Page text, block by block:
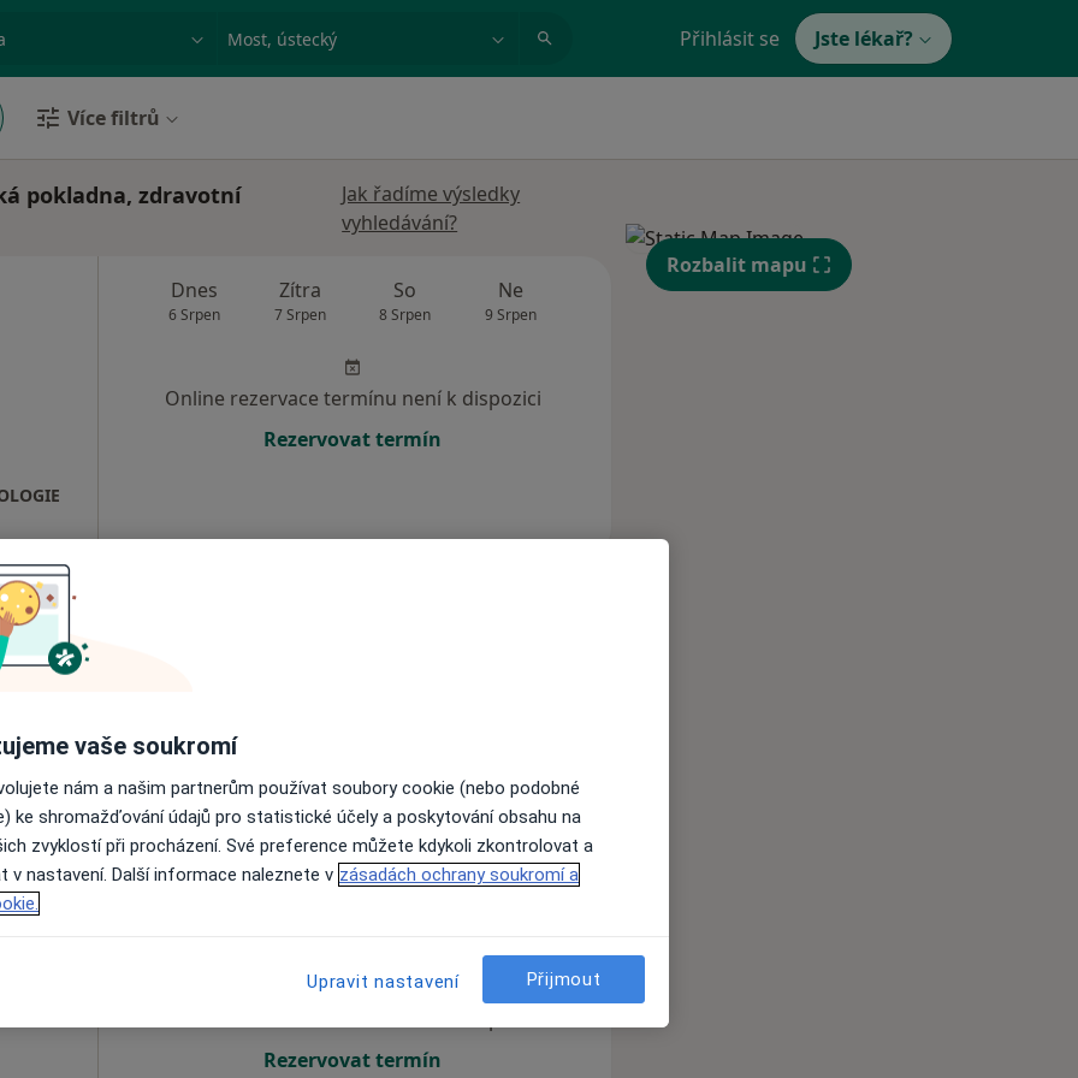
Město nebo region Přihlásit se Jste lékař?
Více filtrů
pokladna, zdravotní
Jak řadíme výsledky
vyhledávání?
Dnes
6 Srpen
Zítra
7 Srpen
So
8 Srpen
Ne
9 Srpen
Út St
Online rezervace termínu není k dispozici
Rezervovat termín
Rezervovat termín
Rozbalit mapu
vaše soukromí
nám a našim partnerům používat soubory cookie (nebo podobné
ke shromažďování údajů pro statistické účely a poskytování obsahu na
zvyklostí při procházení. Své preference můžete kdykoli zkontrolovat a
v nastavení. Další informace naleznete v zásadách ochrany soukromí a
Upravit nastavení Přijmout